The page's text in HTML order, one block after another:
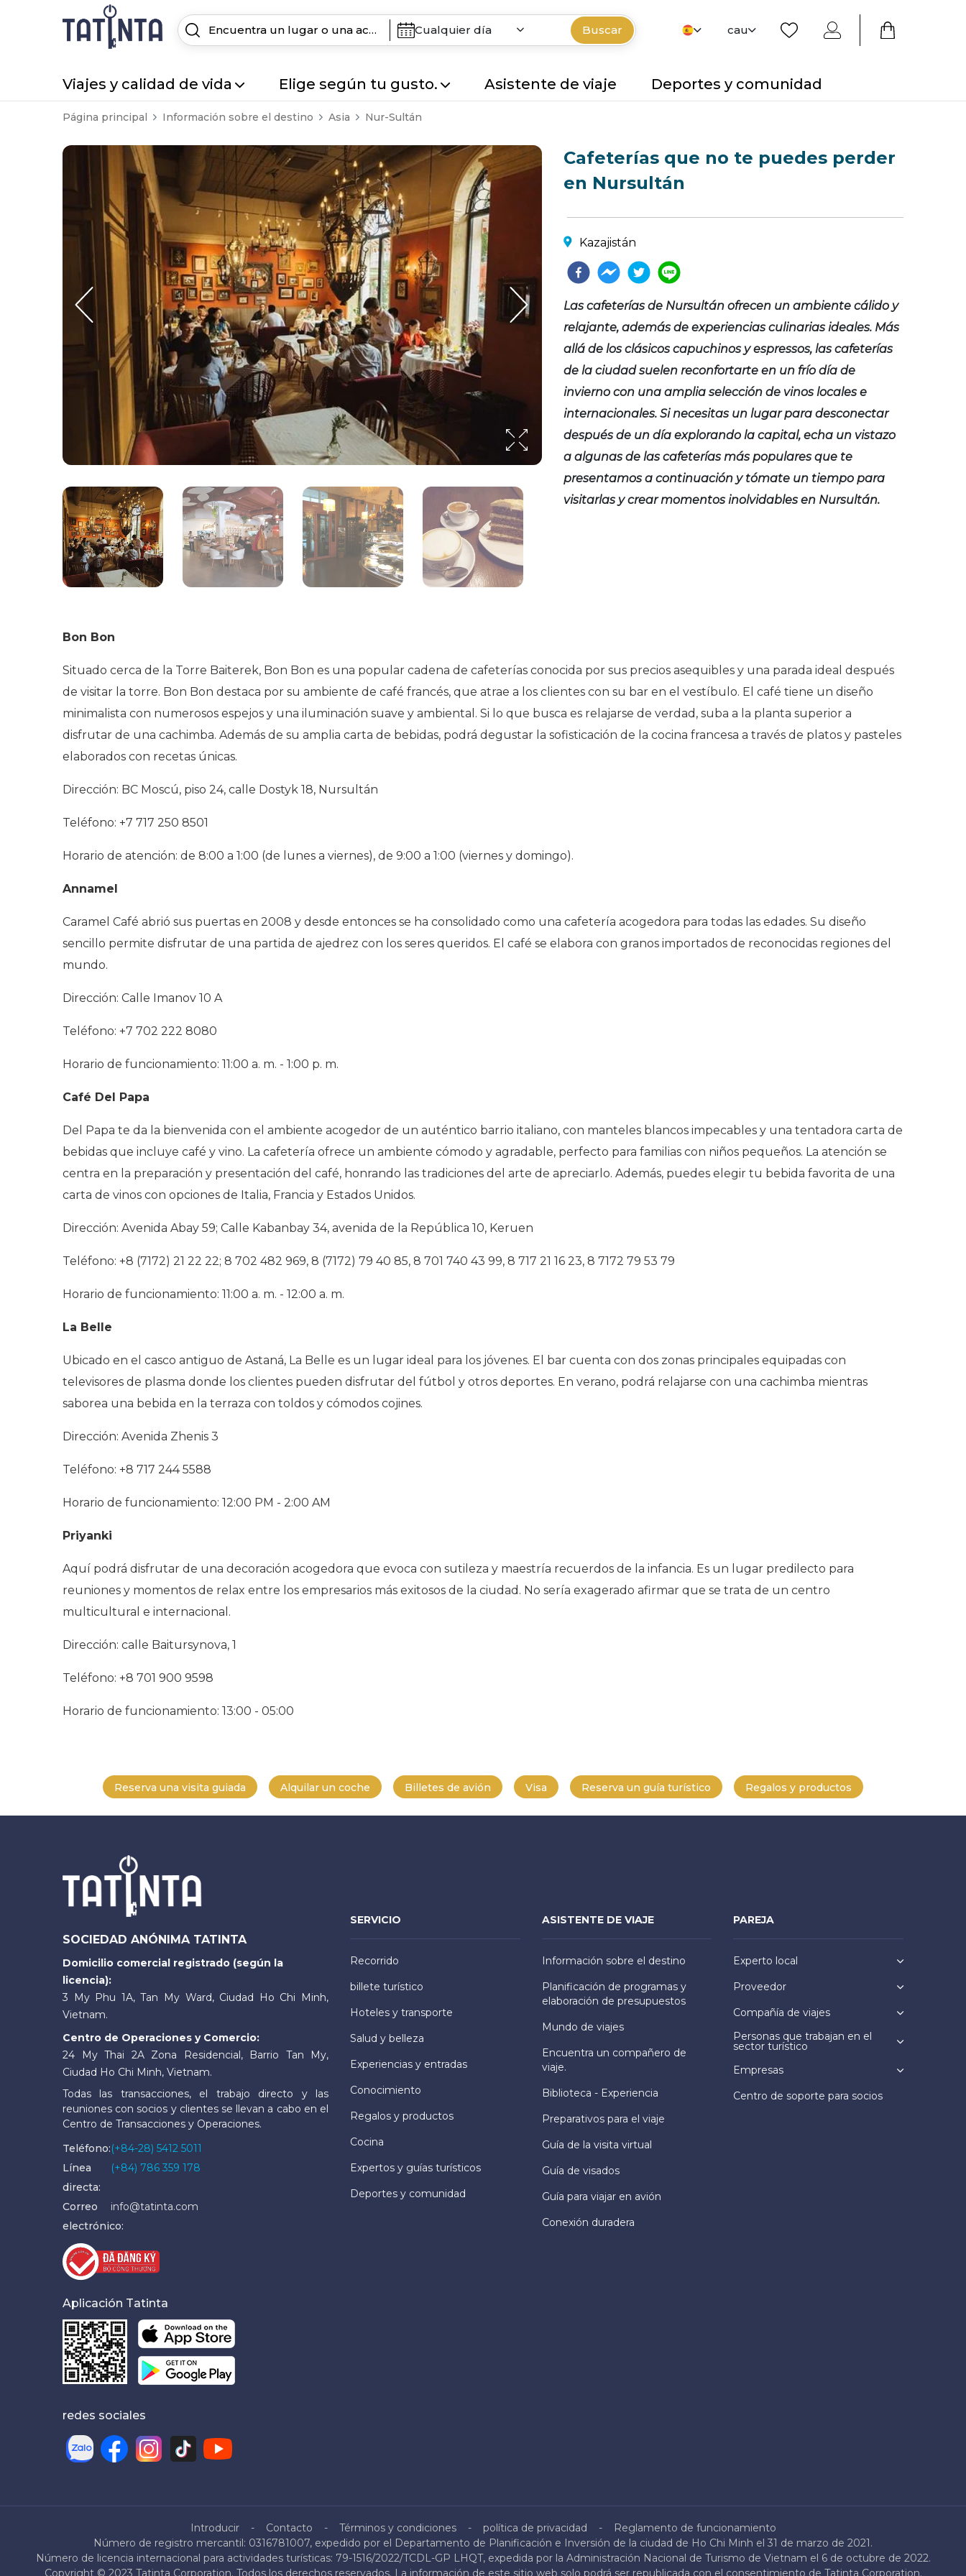
Cualquier día Buscar cau
Viajes y calidad de vida Elige según tu gusto. Asistente de viaje Deportes y comunidad
Página principal Información sobre el destino Asia Nur-Sultán
Cafeterías que no te puedes perder
en Nursultán
Kazajistán
Las cafeterías de Nursultán ofrecen un ambiente cálido y
relajante, además de experiencias culinarias ideales. Más
allá de los clásicos capuchinos y espressos, las cafeterías
de la ciudad suelen reconfortarte en un frío día de
invierno con una amplia selección de vinos locales e
internacionales. Si necesitas un lugar para desconectar
después de un día explorando la capital, echa un vistazo
a algunas de las cafeterías más populares que te
presentamos a continuación y tómate un tiempo para
visitarlas y crear momentos inolvidables en Nursultán.
Bon Bon
Situado cerca de la Torre Baiterek, Bon Bon es una popular cadena de cafeterías conocida por sus precios asequibles y una parada ideal después
de visitar la torre. Bon Bon destaca por su ambiente de café francés, que atrae a los clientes con su bar en el vestíbulo. El café tiene un diseño
minimalista con numerosos espejos y una iluminación suave y ambiental. Si lo que busca es relajarse de verdad, suba a la planta superior a
disfrutar de una cachimba. Además de su amplia carta de bebidas, podrá degustar la sofisticación de la cocina francesa a través de platos y pasteles
elaborados con recetas únicas.
Dirección: BC Moscú, piso 24, calle Dostyk 18, Nursultán
Teléfono: +7 717 250 8501
Horario de atención: de 8:00 a 1:00 (de lunes a viernes), de 9:00 a 1:00 (viernes y domingo).
Annamel
Caramel Café abrió sus puertas en 2008 y desde entonces se ha consolidado como una cafetería acogedora para todas las edades. Su diseño
sencillo permite disfrutar de una partida de ajedrez con los seres queridos. El café se elabora con granos importados de reconocidas regiones del
mundo.
Dirección: Calle Imanov 10 A
Teléfono: +7 702 222 8080
Horario de funcionamiento: 11:00 a. m. - 1:00 p. m.
Café Del Papa
Del Papa te da la bienvenida con el ambiente acogedor de un auténtico barrio italiano, con manteles blancos impecables y una tentadora carta de
bebidas que incluye café y vino. La cafetería ofrece un ambiente cómodo y agradable, perfecto para familias con niños pequeños. La atención se
centra en la preparación y presentación del café, honrando las tradiciones del arte de apreciarlo. Además, puedes elegir tu bebida favorita de una
carta de vinos con opciones de Italia, Francia y Estados Unidos.
Dirección: Avenida Abay 59; Calle Kabanbay 34, avenida de la República 10, Keruen
Teléfono: +8 (7172) 21 22 22; 8 702 482 969, 8 (7172) 79 40 85, 8 701 740 43 99, 8 717 21 16 23, 8 7172 79 53 79
Horario de funcionamiento: 11:00 a. m. - 12:00 a. m.
La Belle
Ubicado en el casco antiguo de Astaná, La Belle es un lugar ideal para los jóvenes. El bar cuenta con dos zonas principales equipadas con
televisores de plasma donde los clientes pueden disfrutar del fútbol y otros deportes. En verano, podrá relajarse con una cachimba mientras
saborea una bebida en la terraza con toldos y cómodos cojines.
Dirección: Avenida Zhenis 3
Teléfono: +8 717 244 5588
Horario de funcionamiento: 12:00 PM - 2:00 AM
Priyanki
Aquí podrá disfrutar de una decoración acogedora que evoca con sutileza y maestría recuerdos de la infancia. Es un lugar predilecto para
reuniones y momentos de relax entre los empresarios más exitosos de la ciudad. No sería exagerado afirmar que se trata de un centro
multicultural e internacional.
Dirección: calle Baitursynova, 1
Teléfono: +8 701 900 9598
Horario de funcionamiento: 13:00 - 05:00
Reserva una visita guiada Alquilar un coche Billetes de avión Visa Reserva un guía turístico Regalos y productos
SOCIEDAD ANÓNIMA TATINTA
Domicilio comercial registrado (según la
licencia):
3 My Phu 1A, Tan My Ward, Ciudad Ho Chi Minh,
Vietnam.
Centro de Operaciones y Comercio:
24 My Thai 2A Zona Residencial, Barrio Tan My,
Ciudad Ho Chi Minh, Vietnam.
Todas las transacciones, el trabajo directo y las
reuniones con socios y clientes se llevan a cabo en el
Centro de Transacciones y Operaciones.
Teléfono:(+84-28) 5412 5011
Línea
directa:
(+84) 786 359 178
Correo
electrónico:
info@tatinta.com
Aplicación Tatinta
redes sociales
SERVICIO
Recorrido
billete turístico
Hoteles y transporte
Salud y belleza
Experiencias y entradas
Conocimiento
Regalos y productos
Cocina
Expertos y guías turísticos
Deportes y comunidad
ASISTENTE DE VIAJE
Información sobre el destino
Planificación de programas y
elaboración de presupuestos
Mundo de viajes
Encuentra un compañero de
viaje.
Biblioteca - Experiencia
Preparativos para el viaje
Guía de la visita virtual
Guía de visados
Guía para viajar en avión
Conexión duradera
PAREJA
Experto local
Proveedor
Compañía de viajes
Personas que trabajan en el
sector turístico
Empresas
Centro de soporte para socios
Introducir Contacto Términos y condiciones política de privacidad
Reglamento de funcionamiento
Número de registro mercantil: 0316781007, expedido por el Departamento de Planificación e Inversión de la ciudad de Ho Chi Minh el 31 de marzo de 2021.
Número de licencia internacional para actividades turísticas: 79-1516/2022/TCDL-GP LHQT, expedida por la Administración Nacional de Turismo de Vietnam el 6 de octubre de 2022.
Copyright © 2023 Tatinta Corporation. Todos los derechos reservados. La información de este sitio web solo podrá ser republicada con el consentimiento de Tatinta Corporation.